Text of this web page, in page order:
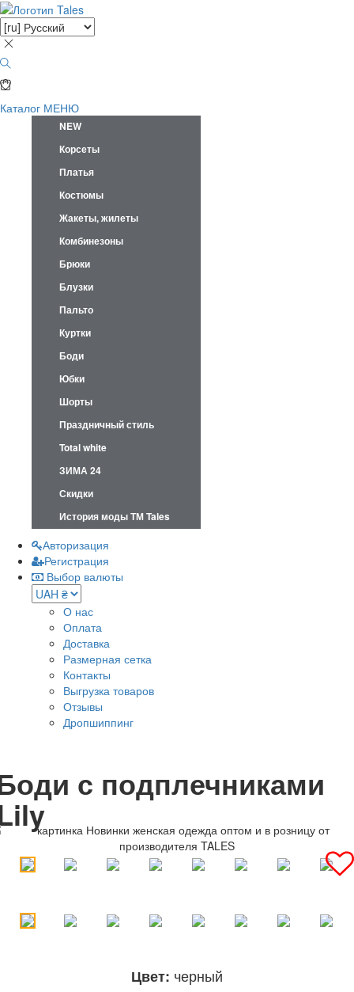
Каталог МЕНЮ
NEW
Корсеты
Платья
Костюмы
Жакеты, жилеты
Комбинезоны
Брюки
Блузки
Пальто
Куртки
Боди
Юбки
Шорты
Праздничный стиль
Total white
ЗИМА 24
Скидки
История моды ТМ Tales
Авторизация
Регистрация
Выбор валюты
О нас
Оплата
Доставка
Размерная сетка
Контакты
Выгрузка товаров
Отзывы
Дропшиппинг
с подплечниками
Цвет: черный